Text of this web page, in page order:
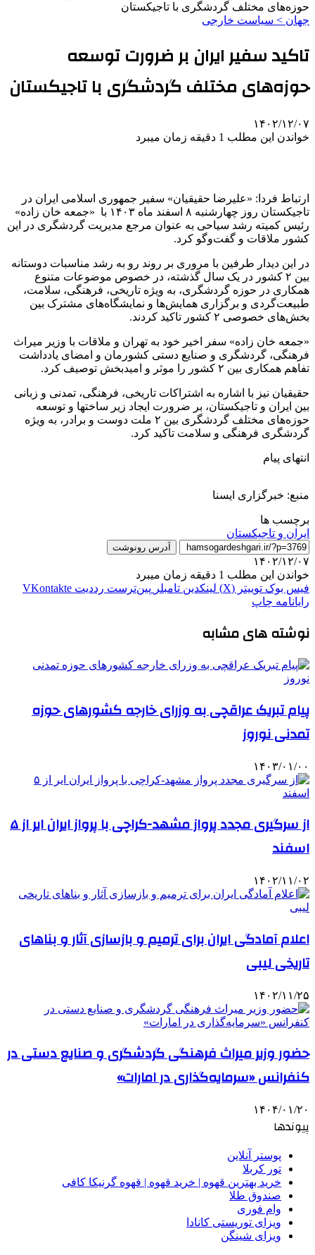
حوزه‌های مختلف گردشگری با تاجیکستان
جهان > سیاست خارجی
تاکید سفیر ایران بر ضرورت توسعه
حوزه‌های مختلف گردشگری با تاجیکستان
۱۴۰۲/۱۲/۰۷
خواندن این مطلب 1 دقیقه زمان میبرد
ارتباط فردا: «علیرضا حقیقیان» سفیر جمهوری اسلامی ایران در
تاجیکستان روز چهارشنبه ۸ اسفند ماه ۱۴۰۳ با «جمعه خان زاده»
رئیس کمیته رشد سیاحی به عنوان مرجع مدیریت گردشگری در این
کشور ملاقات و گفت‌وگو کرد.
در این دیدار طرفین با مروری بر روند رو به رشد مناسبات دوستانه
بین ۲ کشور در یک سال گذشته، در خصوص موضوعات متنوع
همکاری در حوزه گردشگری، به ویژه تاریخی، فرهنگی، سلامت،
طبیعت‌گردی و برگزاری همایش‌ها و نمایشگاه‌های مشترک بین
بخش‌های خصوصی ۲ کشور تاکید کردند.
«جمعه خان زاده» سفر اخیر خود به تهران و ملاقات با وزیر میراث
فرهنگی، گردشگری و صنایع دستی کشورمان و امضای یادداشت
تفاهم همکاری بین ۲ کشور را موثر و امیدبخش توصیف کرد.
حقیقیان نیز با اشاره به اشتراکات تاریخی، فرهنگی، تمدنی و زبانی
بین ایران و تاجیکستان، بر ضرورت ایجاد زیر ساختها و توسعه
حوزه‌های مختلف گردشگری بین ۲ ملت دوست و برادر، به ویژه
گردشگری فرهنگی و سلامت تاکید کرد.
انتهای پیام
منبع: خبرگزاری ایسنا
برچسب ها
ایران و تاجیکستان
آدرس رونوشت
۱۴۰۲/۱۲/۰۷
خواندن این مطلب 1 دقیقه زمان میبرد
فیس بوک توییتر (X) لینکدین ‫تامبلر ‫پین‌ترست ‫رددیت ‫VKontakte
رایانامه چاپ
نوشته های مشابه
پیام تبریک عراقچی به وزرای خارجه کشورهای حوزه
تمدنی نوروز
۱۴۰۳/۰۱/۰۰
از سرگیری مجدد پرواز مشهد-کراچی با پرواز ایران ایر از ۵
اسفند
۱۴۰۲/۱۱/۰۲
اعلام آمادگی ایران برای ترمیم و بازسازی آثار و بناهای
تاریخی لیبی
۱۴۰۲/۱۱/۲۵
حضور وزیر میراث فرهنگی گردشگری و صنایع دستی در
کنفرانس «سرمایه‌گذاری در امارات»
۱۴۰۴/۰۱/۲۰
پیوندها
پوستر آنلاین
تور کربلا
خرید بهترین قهوه | خرید قهوه | قهوه گرنیکا کافی
صندوق طلا
وام فوری
ویزای توریستی کانادا
ویزای شینگن